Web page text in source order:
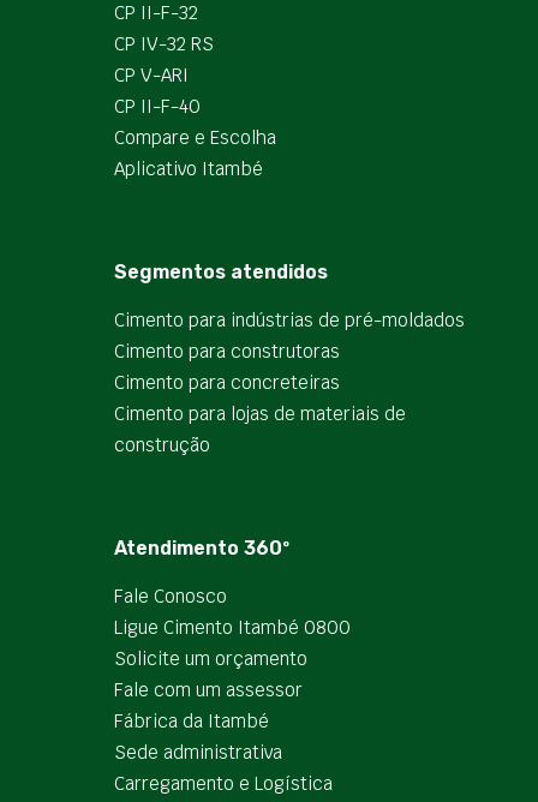
CP II-F-32
CP IV-32 RS
CP V-ARI
CP II-F-40
Compare e Escolha
Aplicativo Itambé
Segmentos atendidos
Cimento para indústrias de pré-moldados
Cimento para construtoras
Cimento para concreteiras
Cimento para lojas de materiais de
construção
Atendimento 360º
Fale Conosco
Ligue Cimento Itambé 0800
Solicite um orçamento
Fale com um assessor
Fábrica da Itambé
Sede administrativa
Carregamento e Logística